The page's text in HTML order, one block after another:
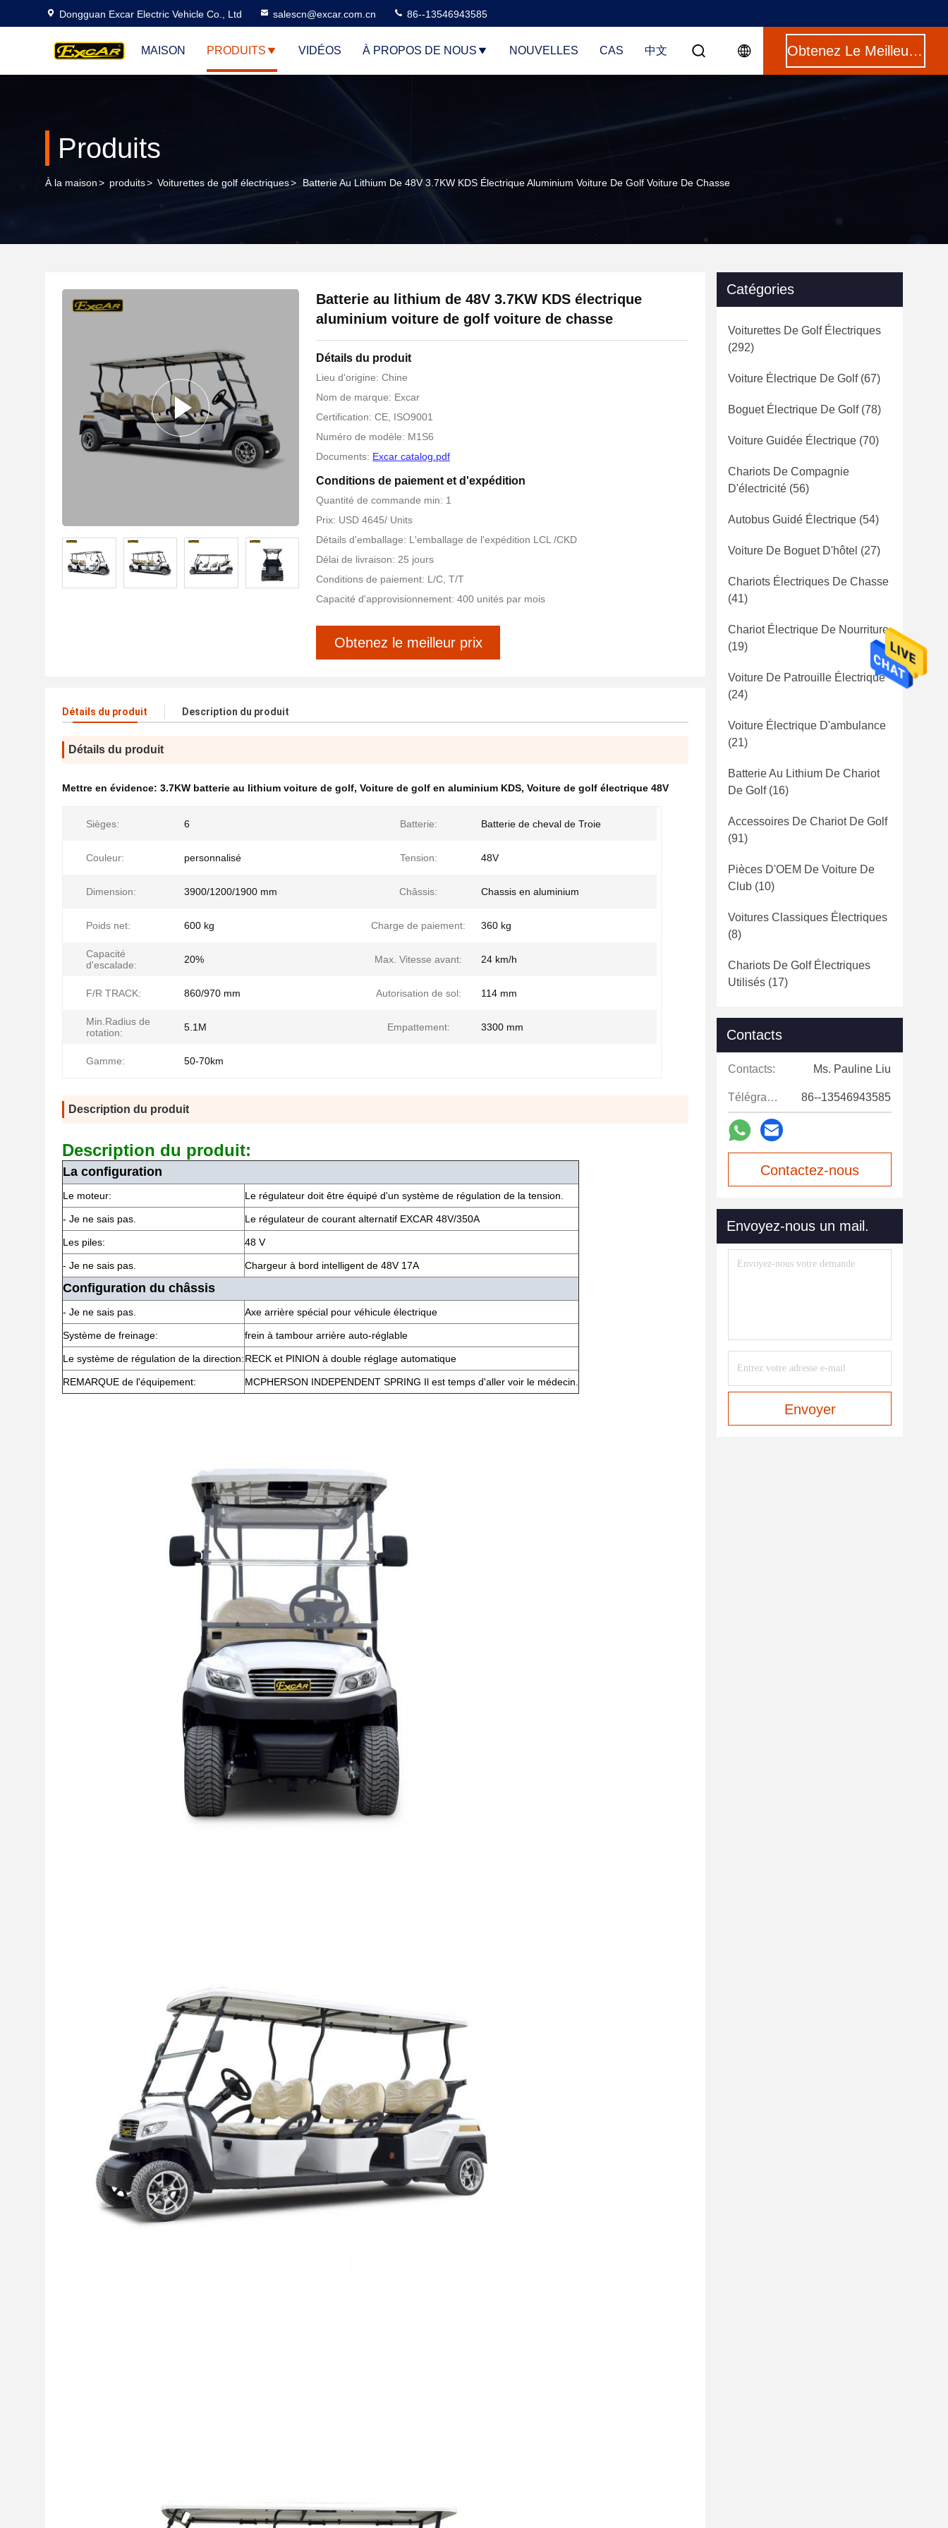
Dongguan Excar Electric Vehicle Co., Ltd salescn@excar.com.cn 86--13546943585
MAISON PRODUITS VIDÉOS À PROPOS DE NOUS NOUVELLES CAS 中文 Obtenez Le Meilleur Prix
Produits
À la maison> produits> Voiturettes de golf électriques> Batterie Au Lithium De 48V 3.7KW KDS Électrique Aluminium Voiture De Golf Voiture De Chasse
Batterie au lithium de 48V 3.7KW KDS électrique
aluminium voiture de golf voiture de chasse
Détails du produit
Lieu d'origine: Chine
Nom de marque: Excar
Certification: CE, ISO9001
Numéro de modèle: M1S6
Documents: Excar catalog.pdf
Conditions de paiement et d'expédition
Quantité de commande min: 1
Prix: USD 4645/ Units
Détails d'emballage: L'emballage de l'expédition LCL /CKD
Délai de livraison: 25 jours
Conditions de paiement: L/C, T/T
Capacité d'approvisionnement: 400 unités par mois
Obtenez le meilleur prix
Détails du produit Description du produit
Détails du produit
Mettre en évidence: 3.7KW batterie au lithium voiture de golf, Voiture de golf en aluminium KDS, Voiture de golf électrique 48V
Sièges: 6 Batterie: Batterie de cheval de Troie
Couleur: personnalisé Tension: 48V
Dimension: 3900/1200/1900 mm Châssis: Chassis en aluminium
Poids net: 600 kg Charge de paiement: 360 kg
Capacité
d'escalade:
20% Max. Vitesse avant: 24 km/h
F/R TRACK: 860/970 mm Autorisation de sol: 114 mm
Min.Radius de
rotation:
5.1M Empattement: 3300 mm
Gamme: 50-70km
Description du produit
Description du produit:
La configuration
Le moteur: Le régulateur doit être équipé d'un système de régulation de la tension.
- Je ne sais pas. Le régulateur de courant alternatif EXCAR 48V/350A
Les piles: 48 V
- Je ne sais pas. Chargeur à bord intelligent de 48V 17A
Configuration du châssis
- Je ne sais pas. Axe arrière spécial pour véhicule électrique
Système de freinage: frein à tambour arrière auto-réglable
Le système de régulation de la direction:RECK et PINION à double réglage automatique
REMARQUE de l'équipement: MCPHERSON INDEPENDENT SPRING Il est temps d'aller voir le médecin.
Catégories
Voiturettes De Golf Électriques
(292)
Voiture Électrique De Golf(67)
Boguet Électrique De Golf(78)
Voiture Guidée Électrique (70)
Chariots De Compagnie
D'électricité (56)
Autobus Guidé Électrique (54)
Voiture De Boguet D'hôtel (27)
Chariots Électriques De Chasse
(41)
Chariot Électrique De Nourriture
(19)
Voiture De Patrouille Électrique
(24)
Voiture Électrique D'ambulance
(21)
Batterie Au Lithium De Chariot
De Golf(16)
Accessoires De Chariot De Golf
(91)
Pièces D'OEM De Voiture De
Club (10)
Voitures Classiques Électriques
(8)
Chariots De Golf Électriques
Utilisés (17)
Contacts
Contacts: Ms. Pauline Liu
Télégramme: 86--13546943585
Contactez-nous
Envoyez-nous un mail.
Envoyer